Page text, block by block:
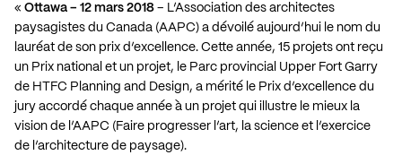
« Ottawa – 12 mars 2018 – L’Association des architectes
paysagistes du Canada (AAPC) a dévoilé aujourd’hui le nom du
lauréat de son prix d’excellence. Cette année, 15 projets ont reçu
un Prix national et un projet, le Parc provincial Upper Fort Garry
de HTFC Planning and Design, a mérité le Prix d’excellence du
jury accordé chaque année à un projet qui illustre le mieux la
vision de l’AAPC (Faire progresser l’art, la science et l’exercice
de l’architecture de paysage).